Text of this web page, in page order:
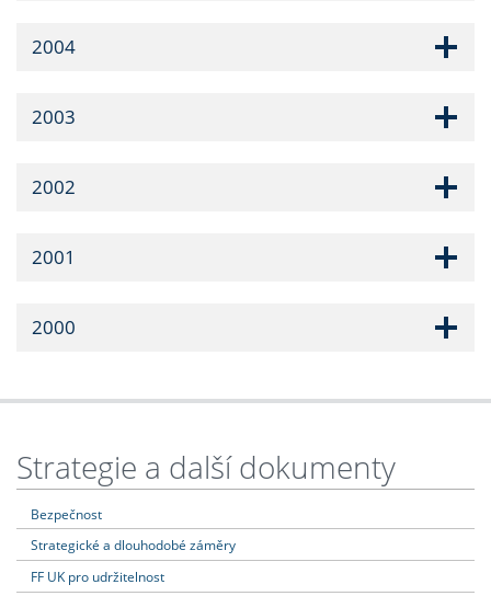
2004
2003
2002
2001
2000
Strategie a další dokumenty
Bezpečnost
Strategické a dlouhodobé záměry
FF UK pro udržitelnost